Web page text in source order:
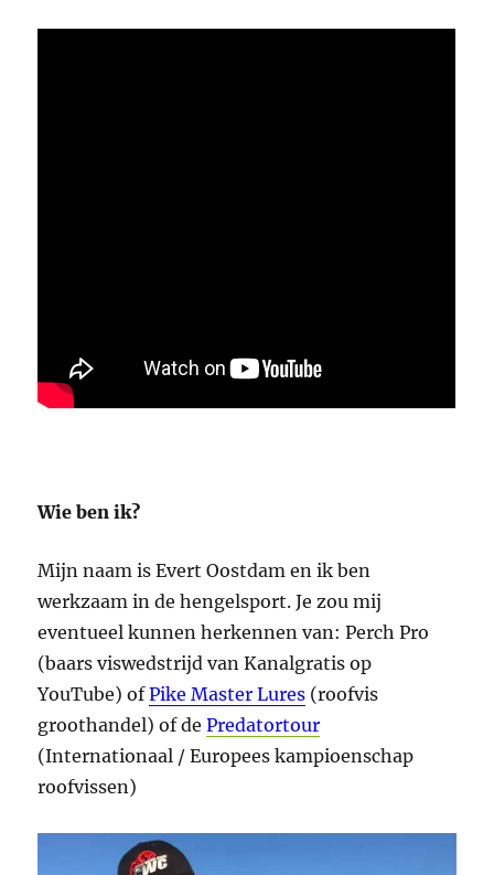
Wie ben ik?
Mijn naam is Evert Oostdam en ik ben
werkzaam in de hengelsport. Je zou mij
eventueel kunnen herkennen van: Perch Pro
(baars viswedstrijd van Kanalgratis op
YouTube) ofPike Master Lures (roofvis
groothandel) of dePredatortour
(Internationaal / Europees kampioenschap
roofvissen)